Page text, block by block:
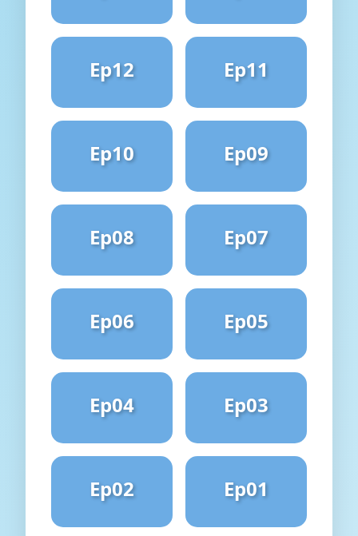
Ep12 Ep11
Ep10 Ep09
Ep08 Ep07
Ep06 Ep05
Ep04 Ep03
Ep02 Ep01